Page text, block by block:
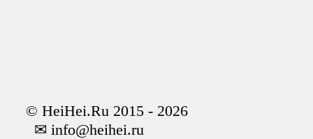
© HeiHei.Ru 2015 - 2026
✉ info@heihei.ru